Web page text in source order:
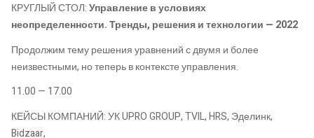
КРУГЛЫЙ СТОЛ:Управление в условиях
неопределенности. Тренды, решения и технологии — 2022
Продолжим тему решения уравнений с двумя и более
неизвестными, но теперь в контексте управления.
11.00 — 17.00
КЕЙСЫ КОМПАНИЙ: УК UPRO GROUP, TVIL, HRS, Эделинк,
Bidzaar,